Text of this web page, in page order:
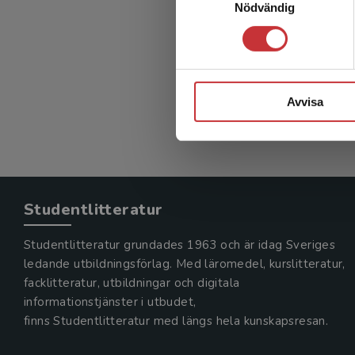
Nödvändig
Avvisa
Studentlitteratur
Studentlitteratur grundades 1963 och är idag Sveriges
ledande utbildningsförlag. Med läromedel, kurslitteratur,
facklitteratur, utbildningar och digitala
informationstjänster i utbudet,
finns Studentlitteratur med längs hela kunskapsresan.